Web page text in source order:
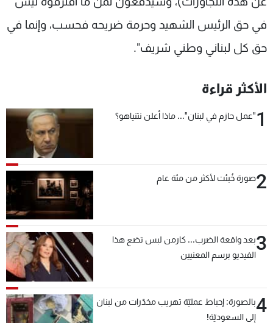
في حق الرئيس الشهيد وحرمة ضريحه فحسب، وإنما في
حق كل لبناني وطني شريف".
الأكثر قراءة
1"عمل حازم في لبنان"... ماذا أعلن نتنياهو؟
2صورة خُبئت لأكثر من مئة عام
3بعد واقعة الضرب... كارمن لبس تضع هذا
الفيديو برسم المعنيين
4بالصورة: إحباط عمليّة تهريب مخدّرات من لبنان
إلى السعوديّة!